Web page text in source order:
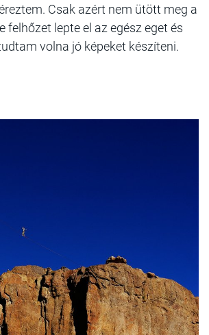
Csak azért nem ütött meg a
felhőzet lepte el az egész eget és
volna jó képeket készíteni.